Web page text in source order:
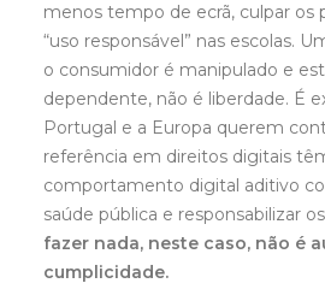
menos tempo de ecrã, culpar os
“uso responsável” nas escolas.
o consumidor é manipulado e
dependente, não é liberdade. É
Portugal e a Europa querem
referência em direitos digitais
comportamento digital aditivo
saúde pública e responsabilizar
fazer nada, neste caso, não é
cumplicidade.